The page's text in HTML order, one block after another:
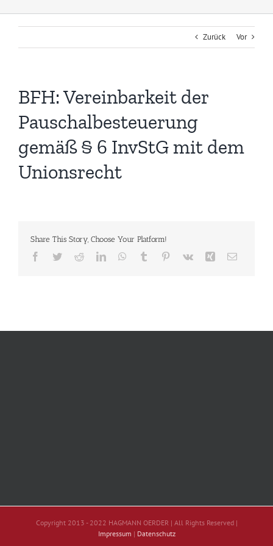
Zurück Vor
BFH: Vereinbarkeit der
Pauschalbesteuerung
gemäß § 6 InvStG mit dem
Unionsrecht
Share This Story, Choose Your Platform!
Facebook
TwitterRedditLinkedInWhatsApp
Tumblr Pinterest
Vk Xing E-
Copyright 2013 - 2022 HAGMANN OERDER | All Rights Reserved |
Impressum | Datenschutz